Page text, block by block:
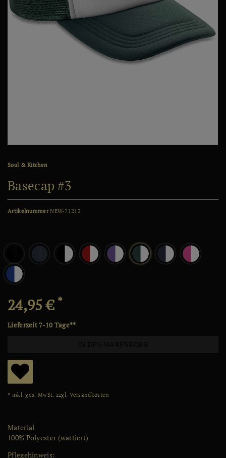
Soul & Kitchen
Basecap #3
ArtikelnummerNEW-71212
24,95 € *
Lieferzeit 7-10 Tage**
W
ns
ch
* inkl. ges. MwSt. zzgl. Versandkosten
Material
100% Polyester (wattiert)
Pflegehinweis: